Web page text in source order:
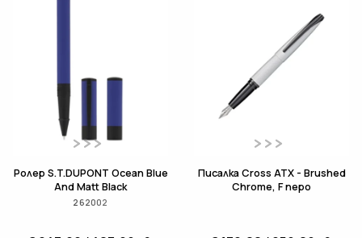
Ролер S.T.DUPONT Ocean Blue
And Matt Black
262002
Писалка Cross ATX - Brushed
Chrome, F перо